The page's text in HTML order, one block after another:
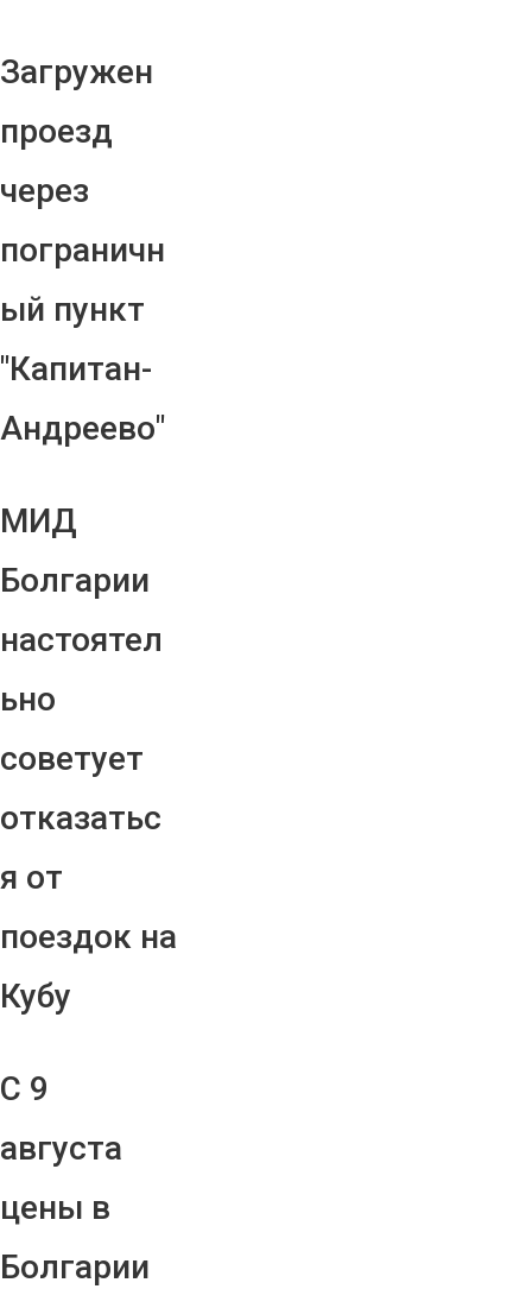
Загружен
проезд
через
пограничн
ый пункт
"Капитан-
Андреево"
МИД
Болгарии
настоятел
ьно
советует
отказатьс
я от
поездок на
Кубу
С 9
августа
цены в
Болгарии